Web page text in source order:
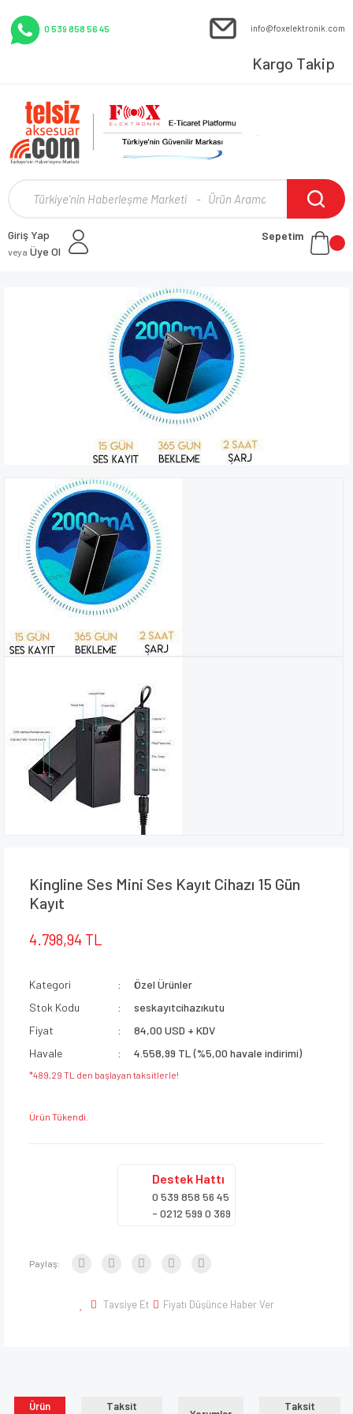
0 539 858 56 45 info@foxelektronik.com
Kargo Takip
Giriş Yap
veya Üye Ol
Sepetim
Kingline Ses Mini Ses Kayıt Cihazı 15 Gün
Kayıt
4.798,94 TL
Kategori
Özel Ürünler
Stok Kodu
seskayıtcihazıkutu
Fiyat
84,00 USD + KDV
Havale
4.558,99 TL (%5,00 havale indirimi)
*489,29 TL den başlayan taksitlerle!
Ürün Tükendi.
Destek Hattı
0 539 858 56 45
- 0212 599 0 369
Paylaş:
Tavsiye Et Fiyatı Düşünce Haber Ver
Ürün Taksit Taksit